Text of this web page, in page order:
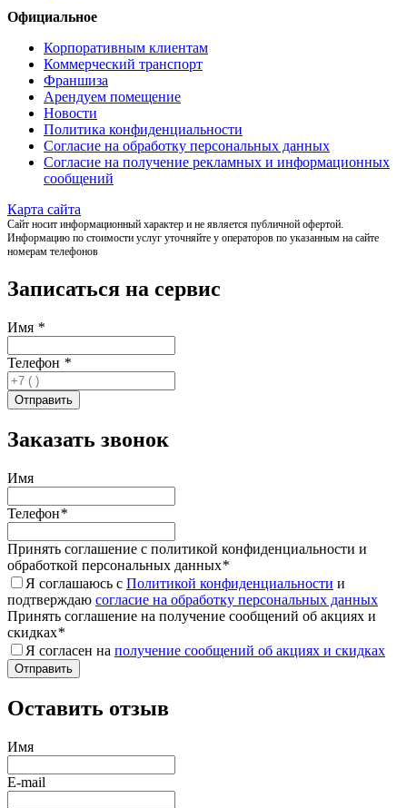
Официальное
Корпоративным клиентам
Коммерческий транспорт
Франшиза
Арендуем помещение
Новости
Политика конфиденциальности
Согласие на обработку персональных данных
Согласие на получение рекламных и информационных
сообщений
Карта сайта
Сайт носит информационный характер и не является публичной офертой.
Информацию по стоимости услуг уточняйте у операторов по указанным на сайте
номерам телефонов
Записаться на сервис
Имя *
Телефон *
Заказать звонок
Имя
Телефон*
Принять соглашение с политикой конфиденциальности и
обработкой персональных данных*
Я соглашаюсь с Политикой конфиденциальности и
подтверждаю согласие на обработку персональных данных
Принять соглашение на получение сообщений об акциях и
скидках*
Я согласен на получение сообщений об акциях и скидках
Оставить отзыв
Имя
E-mail